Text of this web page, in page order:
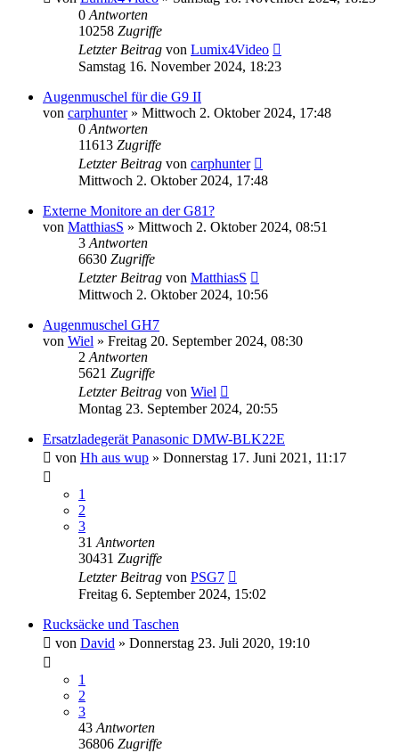
0 Antworten
10258 Zugriffe
Letzter Beitrag von Lumix4Video
Samstag 16. November 2024, 18:23
Augenmuschel für die G9 II
von carphunter» Mittwoch 2. Oktober 2024, 17:48
0 Antworten
11613 Zugriffe
Letzter Beitrag von carphunter
Mittwoch 2. Oktober 2024, 17:48
Externe Monitore an der G81?
von MatthiasS » Mittwoch 2. Oktober 2024, 08:51
3 Antworten
6630 Zugriffe
Letzter Beitrag von MatthiasS
Mittwoch 2. Oktober 2024, 10:56
Augenmuschel GH7
von Wiel » Freitag 20. September 2024, 08:30
2 Antworten
5621 Zugriffe
Letzter Beitrag von Wiel
Montag 23. September 2024, 20:55
Ersatzladegerät Panasonic DMW-BLK22E
von Hh aus wup » Donnerstag 17. Juni 2021, 11:17
1
2
3
31 Antworten
30431 Zugriffe
Letzter Beitrag von PSG7
Freitag 6. September 2024, 15:02
Rucksäcke und Taschen
von David » Donnerstag 23. Juli 2020, 19:10
1
2
3
43 Antworten
36806 Zugriffe